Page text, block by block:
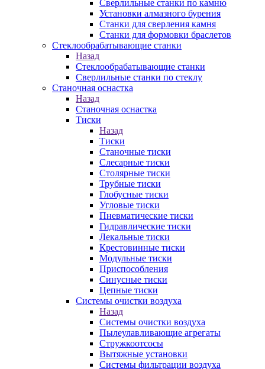
Сверлильные станки по камню
Установки алмазного бурения
Станки для сверления камня
Станки для формовки браслетов
Стеклообрабатывающие станки
Назад
Стеклообрабатывающие станки
Сверлильные станки по стеклу
Станочная оснастка
Назад
Станочная оснастка
Тиски
Назад
Тиски
Станочные тиски
Слесарные тиски
Столярные тиски
Трубные тиски
Глобусные тиски
Угловые тиски
Пневматические тиски
Гидравлические тиски
Лекальные тиски
Крестовинные тиски
Модульные тиски
Приспособления
Синусные тиски
Цепные тиски
Системы очистки воздуха
Назад
Системы очистки воздуха
Пылеулавливающие агрегаты
Стружкоотсосы
Вытяжные установки
Системы фильтрации воздуха